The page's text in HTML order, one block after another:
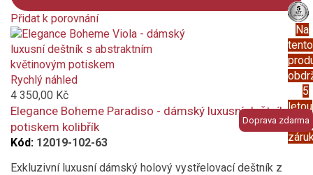
Na
tento
5
letou
Přidat k porovnání
Product
is
added
to
compare
Doprava zdarma
Rychlý náhled
4 350,00 Kč
Elegance Boheme Paradiso - dámský luxusní deštník s
potiskem kolibřík
Kód: 12019-102-63
Exkluzivní luxusní dámský holový vystřelovací deštník z